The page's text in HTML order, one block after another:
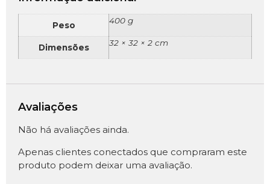
Peso 400 g
Dimensões 32 × 32 × 2 cm
Avaliações
Não há avaliações ainda.
Apenas clientes conectados que compraram este
produto podem deixar uma avaliação.